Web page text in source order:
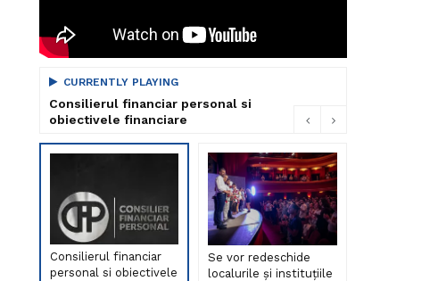
CURRENTLY PLAYING
Consilierul financiar personal si
obiectivele financiare
Consilierul financiar
personal si obiectivele
Se vor redeschide
localurile și instituțiile